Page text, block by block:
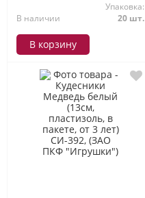
В наличии
Упаковка:
20 шт.
В корзину